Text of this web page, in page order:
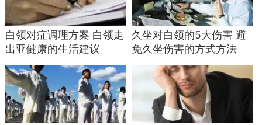
白领对症调理方案 白领走
出亚健康的生活建议
久坐对白领的5大伤害 避
免久坐伤害的方式方法